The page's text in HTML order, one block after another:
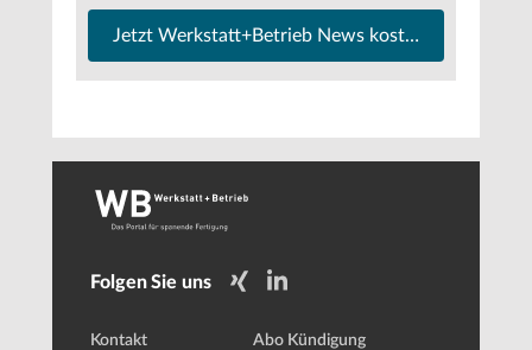
Jetzt Werkstatt+Betrieb News kostenfrei
Folgen Sie uns
Kontakt Abo Kündigung